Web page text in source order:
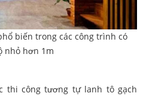
biến trong các công trình có
nhỏ hơn 1m
thi công tương tự lanh tô gạch